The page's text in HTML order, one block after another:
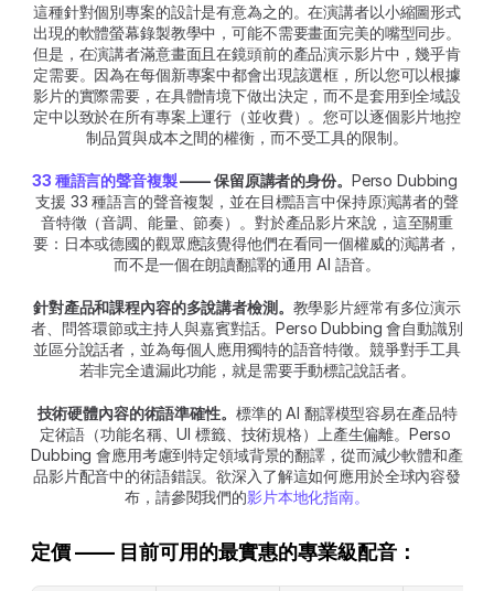
這種針對個別專案的設計是有意為之的。在演講者以小縮圖形式
出現的軟體螢幕錄製教學中，可能不需要畫面完美的嘴型同步。
但是，在演講者滿意畫面且在鏡頭前的產品演示影片中，幾乎肯
定需要。因為在每個新專案中都會出現該選框，所以您可以根據
影片的實際需要，在具體情境下做出決定，而不是套用到全域設
定中以致於在所有專案上運行（並收費）。您可以逐個影片地控
制品質與成本之間的權衡，而不受工具的限制。
33 種語言的聲音複製 —— 保留原講者的身份。 Perso Dubbing
支援 33 種語言的聲音複製，並在目標語言中保持原演講者的聲
音特徵（音調、能量、節奏）。對於產品影片來說，這至關重
要：日本或德國的觀眾應該覺得他們在看同一個權威的演講者，
而不是一個在朗讀翻譯的通用 AI 語音。
針對產品和課程內容的多說講者檢測。 教學影片經常有多位演示
者、問答環節或主持人與嘉賓對話。Perso Dubbing 會自動識別
並區分說話者，並為每個人應用獨特的語音特徵。競爭對手工具
若非完全遺漏此功能，就是需要手動標記說話者。
技術硬體內容的術語準確性。 標準的 AI 翻譯模型容易在產品特
定術語（功能名稱、UI 標籤、技術規格）上產生偏離。Perso
Dubbing 會應用考慮到特定領域背景的翻譯，從而減少軟體和產
品影片配音中的術語錯誤。欲深入了解這如何應用於全球內容發
布，請參閱我們的影片本地化指南。
定價 —— 目前可用的最實惠的專業級配音：